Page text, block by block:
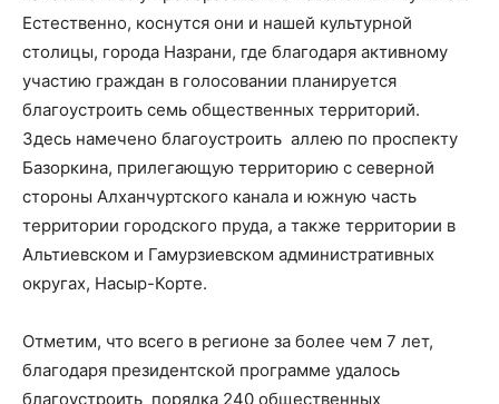
Естественно, коснутся они и нашей культурной
столицы, города Назрани, где благодаря активному
участию граждан в голосовании планируется
благоустроить семь общественных территорий.
Здесь намечено благоустроить аллею по проспекту
Базоркина, прилегающую территорию с северной
стороны Алханчуртского канала и южную часть
территории городского пруда, а также территории в
Альтиевском и Гамурзиевском административных
округах, Насыр-Корте.
Отметим, что всего в регионе за более чем 7 лет,
благодаря президентской программе удалось
благоустроить порядка 240 общественных